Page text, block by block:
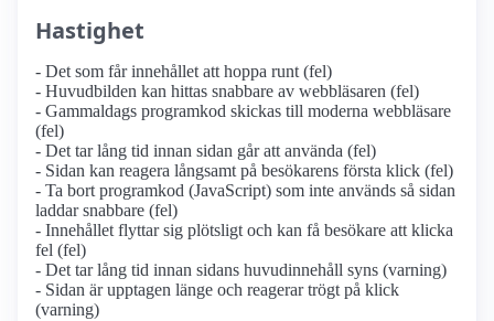
Hastighet
- Det som får innehållet att hoppa runt (fel)
- Huvudbilden kan hittas snabbare av webbläsaren (fel)
- Gammaldags programkod skickas till moderna webbläsare
(fel)
- Det tar lång tid innan sidan går att använda (fel)
- Sidan kan reagera långsamt på besökarens första klick (fel)
- Ta bort programkod (JavaScript) som inte används så sidan
laddar snabbare (fel)
- Innehållet flyttar sig plötsligt och kan få besökare att klicka
fel (fel)
- Det tar lång tid innan sidans huvudinnehåll syns (varning)
- Sidan är upptagen länge och reagerar trögt på klick
(varning)